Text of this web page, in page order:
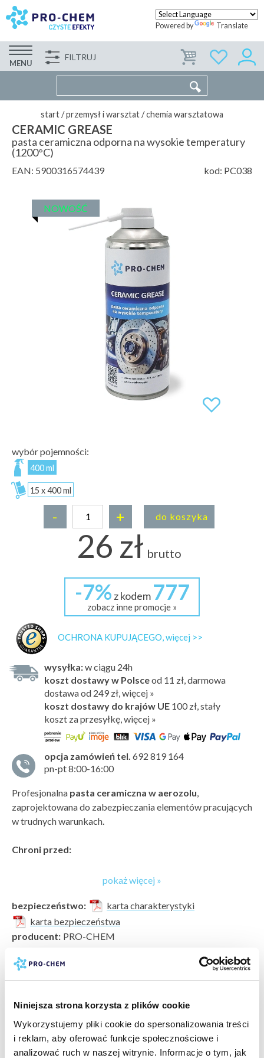
Niniejsza strona korzysta z plików cookie
Wykorzystujemy pliki cookie do spersonalizowania treści
i reklam, aby oferować funkcje społecznościowe i
analizować ruch w naszej witrynie. Informacje o tym, jak
Powered by Translate
MENU
FILTRUJ WSPÓŁPRACA KONTAKT
start/przemysł i warsztat/chemia warsztatowa
CERAMIC GREASE
pasta ceramiczna odporna na wysokie temperatury
(1200°C)
EAN: 5900316574439 kod: PC038
NOWOŚĆ
wybór pojemności:
400 ml
15 x 400 ml
- + do koszyka
26 zł brutto
-7% z kodem 777
zobacz inne promocje »
OCHRONA KUPUJĄCEGO, więcej >>
wysyłka:w ciągu 24h
koszt dostawy w Polsceod 11 zł, darmowa
dostawa od 249 zł, więcej »
koszt dostawy do krajów UE 100 zł,stały
koszt za przesyłkę, więcej »
opcja zamówień tel. 692 819 164
pn-pt 8:00-16:00
Profesjonalna pasta ceramiczna w aerozolu
zaprojektowana do zabezpieczania elementów pracujących
w trudnych warunkach.
Chroni przed:
dużymi obciążeniami,
korozją,
zatarciem i ścieraniem,
agresywnym działaniem chemikaliów.
Zastosowanie:
do montażu śrub i gwintów
do połączeń układów wydechowych
do pomp, głowic cylindrów, kołnierzy
pokaż więcej »
bezpieczeństwo:
karta charakterystyki
karta bezpieczeństwa
producent: PRO-CHEM
odczyn PH:nie dotyczy
powierzchnia do wyczyszczenia: uniwersalna »,
rodzaj czyszczenia:konserwacja
typ czyszczenia: specjalistyczne
rodzaj obiektu do wyczyszczenia: pojazdy specjalne »
samochody osobowe i dostawcze » maszyny rolnicze »